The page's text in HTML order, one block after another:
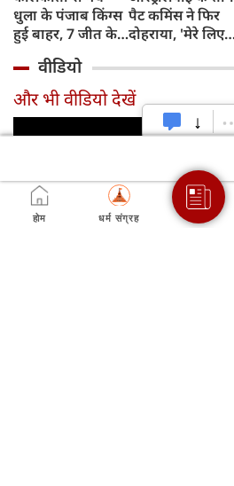
धुला के पंजाब किंग्स
हुई बाहर, 7 जीत के
पैट कमिंस ने फिर
दोहराया, 'मेरे लिए
वीडियो
और भी वीडियो देखें
होम धर्म संग्रह